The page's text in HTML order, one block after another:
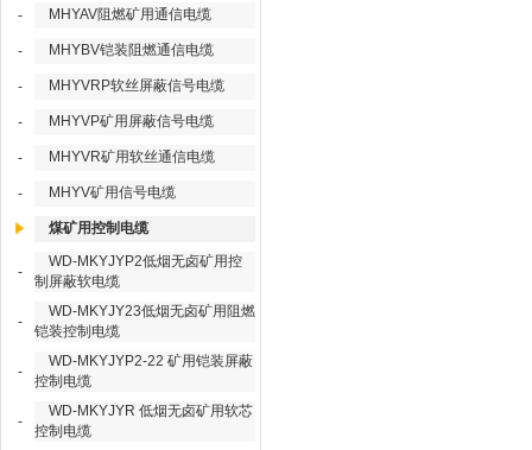
- MHYAV阻燃矿用通信电缆
- MHYBV铠装阻燃通信电缆
- MHYVRP软丝屏蔽信号电缆
- MHYVP矿用屏蔽信号电缆
- MHYVR矿用软丝通信电缆
- MHYV矿用信号电缆
煤矿用控制电缆
-
WD-MKYJYP2低烟无卤矿用控
制屏蔽软电缆
-
WD-MKYJY23低烟无卤矿用阻燃
铠装控制电缆
-
WD-MKYJYP2-22 矿用铠装屏蔽
控制电缆
-
WD-MKYJYR 低烟无卤矿用软芯
控制电缆